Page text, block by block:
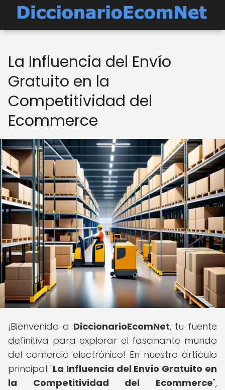
La Influencia del Envío
Gratuito en la
Competitividad del
Ecommerce
¡Bienvenido a DiccionarioEcomNet, tu fuente
definitiva para explorar el fascinante mundo
del comercio electrónico! En nuestro artículo
principal "La Influencia del Envío Gratuito en
la Competitividad del Ecommerce",